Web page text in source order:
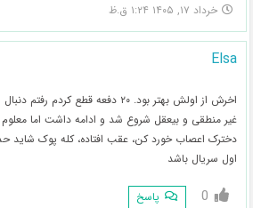
خرداد ۱۷, ۱۴۰۵ ۱:۲۴ ق.ظ
Elsa
اخرش از اولش بهتر بود. ۲۰ دفعه قطع
غیر منطقی و بیعقل شروع شد و ادامه داشت اما
دخترک اعصاب خورد کن، عقب افتاده، کله پوک شاید
اول سریال باشد
0 پاسخ